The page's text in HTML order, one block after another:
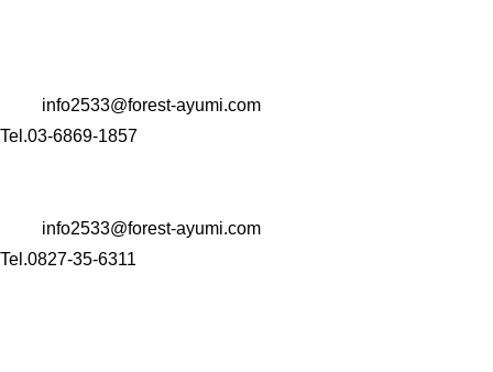
info2533@forest-ayumi.com
Tel.03-6869-1857
info2533@forest-ayumi.com
Tel.0827-35-6311